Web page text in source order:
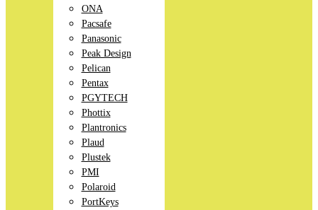
ONA
Pacsafe
Panasonic
Peak Design
Pelican
Pentax
PGYTECH
Phottix
Plantronics
Plaud
Plustek
PMI
Polaroid
PortKeys